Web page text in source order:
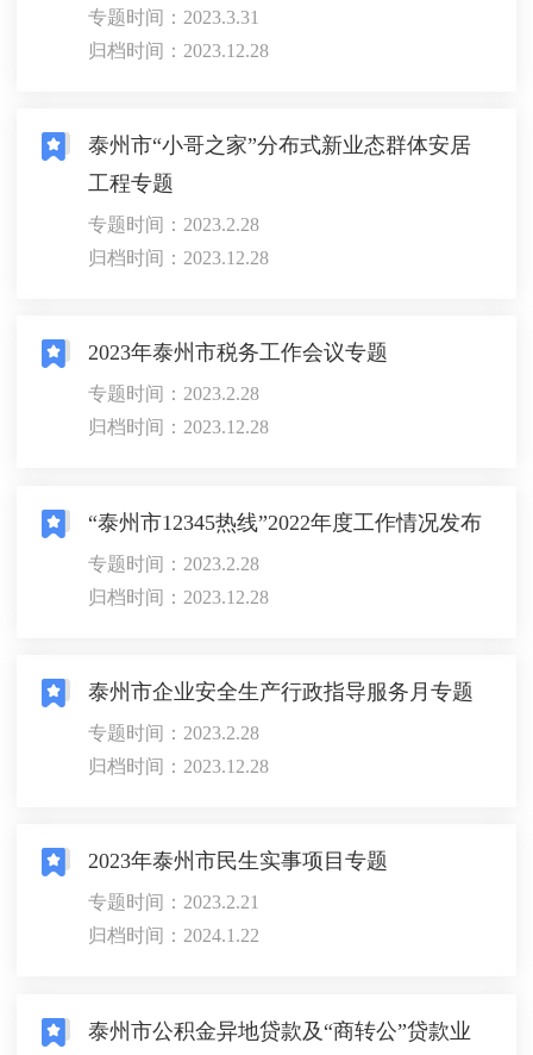
专题时间：2023.3.31
归档时间：2023.12.28
泰州市“小哥之家”分布式新业态群体安居
工程专题
专题时间：2023.2.28
归档时间：2023.12.28
2023年泰州市税务工作会议专题
专题时间：2023.2.28
归档时间：2023.12.28
“泰州市12345热线”2022年度工作情况发布
专题时间：2023.2.28
归档时间：2023.12.28
泰州市企业安全生产行政指导服务月专题
专题时间：2023.2.28
归档时间：2023.12.28
2023年泰州市民生实事项目专题
专题时间：2023.2.21
归档时间：2024.1.22
泰州市公积金异地贷款及“商转公”贷款业